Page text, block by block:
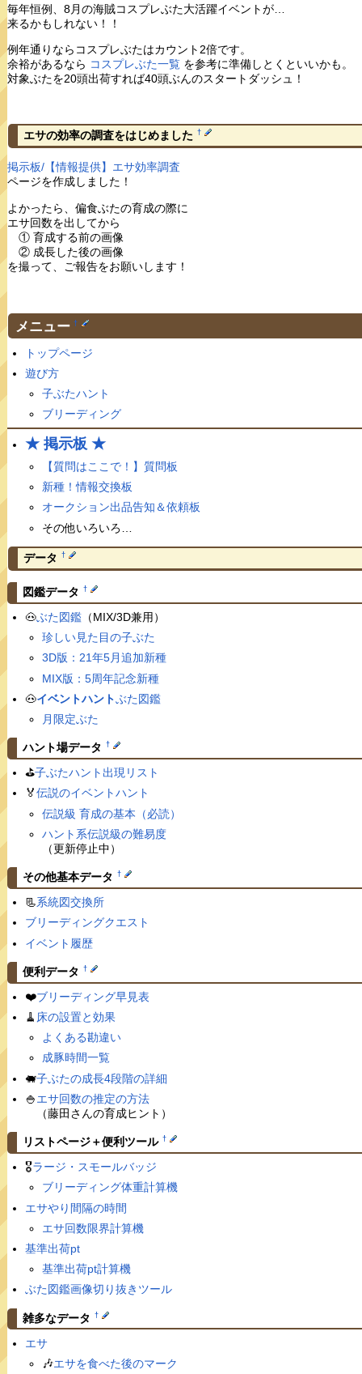
毎年恒例、8月の海賊コスプレぶた大活躍イベントが…
来るかもしれない！！
例年通りならコスプレぶたはカウント2倍です。
余裕があるなら コスプレぶた一覧を参考に準備しとくといいかも。
対象ぶたを20頭出荷すれば40頭ぶんのスタートダッシュ！
エサの効率の調査をはじめました †
掲示板/【情報提供】エサ効率調査
ページを作成しました！
よかったら、偏食ぶたの育成の際に
エサ回数を出してから
① 育成する前の画像
② 成長した後の画像
を撮って、ご報告をお願いします！
メニュー †
トップページ
遊び方
子ぶたハント
ブリーディング
★ 掲示板 ★
【質問はここで！】質問板
新種！情報交換板
オークション出品告知＆依頼板
その他いろいろ…
データ †
図鑑データ †
🐽ぶた図鑑（MIX/3D兼用）
珍しい見た目の子ぶた
3D版：21年5月追加新種
MIX版：5周年記念新種
🐽イベントハントぶた図鑑
月限定ぶた
ハント場データ †
⛳️子ぶたハント出現リスト
🏅伝説のイベントハント
伝説級 育成の基本（必読）
ハント系伝説級の難易度
（更新停止中）
その他基本データ †
📃系統図交換所
ブリーディングクエスト
イベント履歴
便利データ †
❤️ブリーディング早見表
🧹 床の設置と効果
よくある勘違い
成豚時間一覧
🐖子ぶたの成長4段階の詳細
🍚エサ回数の推定の方法
（藤田さんの育成ヒント）
リストページ＋便利ツール †
🎖ラージ・スモールバッジ
ブリーディング体重計算機
エサやり間隔の時間
エサ回数限界計算機
基準出荷pt
基準出荷pt計算機
ぶた図鑑画像切り抜きツール
雑多なデータ †
エサ
🎶エサを食べた後のマーク